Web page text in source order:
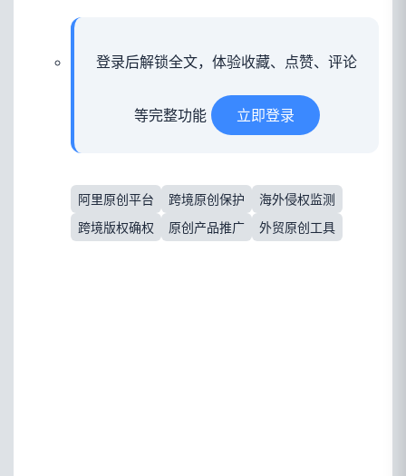
登录后解锁全文，体验收藏、点赞、评论
等完整功能 立即登录
阿里原创平台 跨境原创保护
海外侵权监测
跨境版权确权
原创产品推广 外贸原创工具